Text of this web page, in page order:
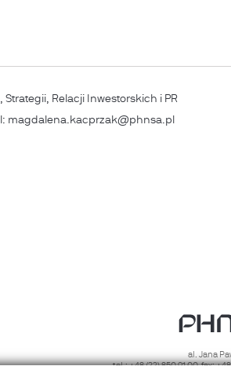
Relacji Inwestorskich i PR
magdalena.kacprzak@phnsa.pl
al. Jana